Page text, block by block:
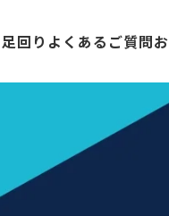
足回り よくあるご質問